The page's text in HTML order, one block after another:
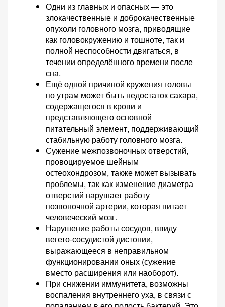
Одни из главных и опасных — это
злокачественные и доброкачественные
опухоли головного мозга, приводящие
как головокружению и тошноте, так и
полной неспособности двигаться, в
течении определённого времени после
сна.
Ещё одной причиной кружения головы
по утрам может быть недостаток сахара,
содержащегося в крови и
представляющего основной
питательный элемент, поддерживающий
стабильную работу головного мозга.
Сужение межпозвоночных отверстий,
провоцируемое шейным
остеохондрозом, также может вызывать
проблемы, так как изменение диаметра
отверстий нарушает работу
позвоночной артерии, которая питает
человеческий мозг.
Нарушение работы сосудов, ввиду
вегето-сосудистой дистонии,
выражающееся в неправильном
функционировании оных (сужение
вместо расширения или наоборот).
При снижении иммунитета, возможны
воспаления внутреннего уха, в связи с